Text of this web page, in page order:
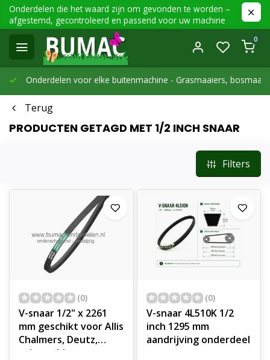
Onderdelen die het waard zijn om gevonden te worden –
afgestemd, gecontroleerd en passend voor uw machine
0
Onderdelen voor elke buitenmachine - Grasmaaiers,
Terug
PRODUCTEN GETAGD MET 1/2 INCH SNAAR
Filters
(0)
V-snaar 1/2" x 2261
mm geschikt voor Allis
Chalmers, Deutz,
tuinmachines
(0)
V-snaar 4L510K 1/2
inch 1295 mm
aandrijving onderdeel